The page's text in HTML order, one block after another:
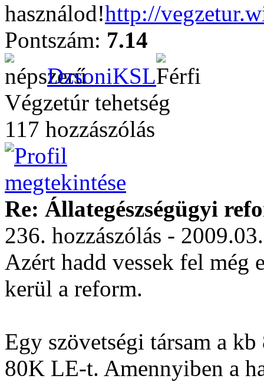
használod!http://
Pontszám: 7.14
DzsoniKSL
Végzetúr tehetség
117 hozzászólás
Re: Állategészségügyi
236. hozzászólás -
Azért hadd vessek fel még
kerül a reform.
Egy szövetségi társam a
80K LE-t. Amennyiben a